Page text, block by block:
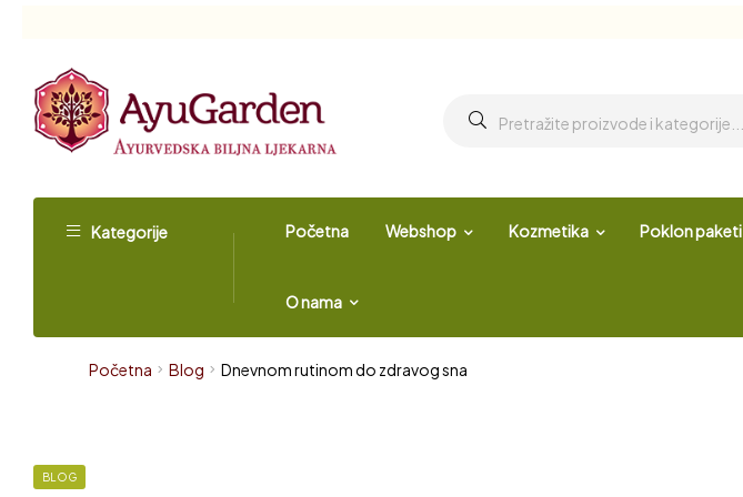
Kategorije Početna Webshop Kozmetika Poklon paketi
O nama
Početna Blog Dnevnom rutinom do zdravog sna
BLOG